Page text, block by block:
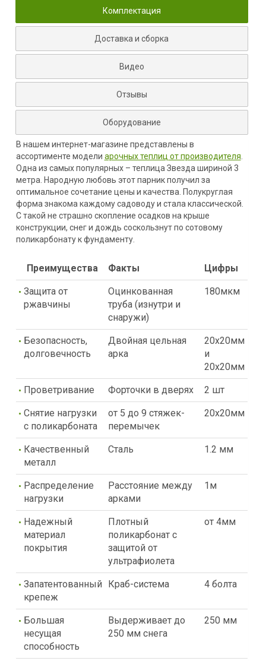
Комплектация
Доставка и сборка
Видео
Отзывы
Оборудование
В нашем интернет-магазине представлены в
ассортименте модели арочных теплиц от производителя
Одна из самых популярных – теплица Звезда шириной 3
метра. Народную любовь этот парник получил за
оптимальное сочетание цены и качества. Полукруглая
форма знакома каждому садоводу и стала классической.
С такой не страшно скопление осадков на крыше
конструкции, снег и дождь соскользнут по сотовому
поликарбонату к фундаменту.
Преимущества Факты Цифры
Защита от
ржавчины
Оцинкованная
труба (изнутри и
снаружи)
180мкм
Безопасность,
долговечность
Двойная цельная
арка
20х20мм
и
20х20мм
Проветривание Форточки в дверях 2 шт
Снятие нагрузки
с поликарбоната
от 5 до 9 стяжек-
перемычек
20х20мм
Качественный
металл
Сталь 1.2 мм
Распределение
нагрузки
Расстояние между
арками
1м
Надежный
материал
покрытия
Плотный
поликарбонат с
защитой от
ультрафиолета
от 4мм
Запатентованный
крепеж
Краб-система 4 болта
Большая
несущая
способность
Выдерживает до
250 мм снега
250 мм